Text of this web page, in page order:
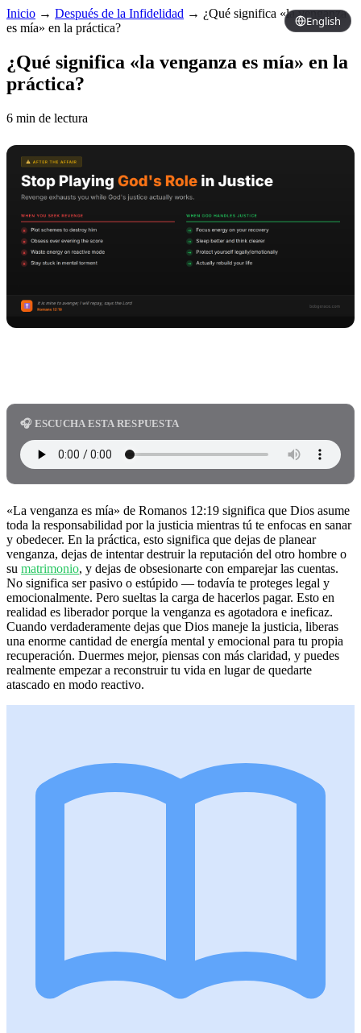
English
Inicio → Después de la Infidelidad → ¿Qué significa «la venganza
es mía» en la práctica?
¿Qué significa «la venganza es mía» en la
práctica?
6 min de lectura
🎧 ESCUCHA ESTA RESPUESTA
«La venganza es mía» de Romanos 12:19 significa que Dios asume
toda la responsabilidad por la justicia mientras tú te enfocas en sanar
y obedecer. En la práctica, esto significa que dejas de planear
venganza, dejas de intentar destruir la reputación del otro hombre o
su matrimonio, y dejas de obsesionarte con emparejar las cuentas.
No significa ser pasivo o estúpido — todavía te proteges legal y
emocionalmente. Pero sueltas la carga de hacerlos pagar. Esto en
realidad es liberador porque la venganza es agotadora e ineficaz.
Cuando verdaderamente dejas que Dios maneje la justicia, liberas
una enorme cantidad de energía mental y emocional para tu propia
recuperación. Duermes mejor, piensas con más claridad, y puedes
realmente empezar a reconstruir tu vida en lugar de quedarte
atascado en modo reactivo.